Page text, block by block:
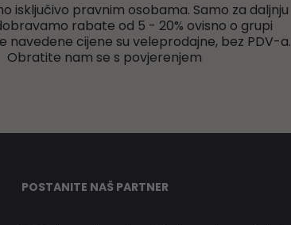
isključivo pravnim osobama. Samo za daljnju
rabate od 5 - 20% ovisno o grupi
navedene cijene su veleprodajne, bez PDV-a.
Obratite nam se s povjerenjem
POSTANITE NAŠ PARTNER